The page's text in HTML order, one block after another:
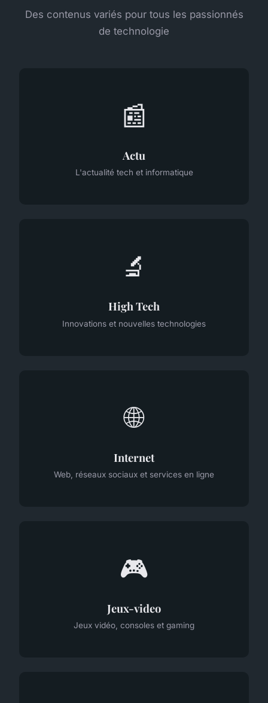
Des contenus variés pour tous les passionnés
de technologie
📰
Actu
L'actualité tech et informatique
🔬
High Tech
Innovations et nouvelles technologies
🌐
Internet
Web, réseaux sociaux et services en ligne
🎮
Jeux-video
Jeux vidéo, consoles et gaming